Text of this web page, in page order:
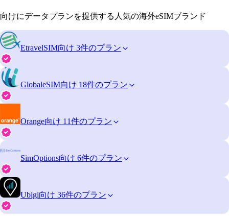
向けにデータプランを提供する人気の海外eSIMブランド
EtravelSIM向け 3件のプラン
GlobaleSIM向け 18件のプラン
Orange向け 11件のプラン
SimOptions向け 6件のプラン
Ubigi向け 36件のプラン